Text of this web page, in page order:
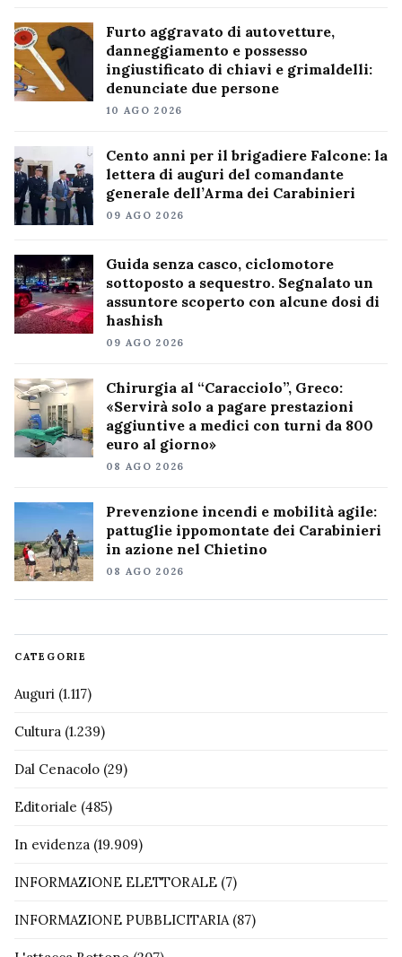
Furto aggravato di autovetture,
danneggiamento e possesso
ingiustificato di chiavi e grimaldelli:
denunciate due persone
10 AGO 2026
Cento anni per il brigadiere Falcone: la
lettera di auguri del comandante
generale dell’Arma dei Carabinieri
09 AGO 2026
Guida senza casco, ciclomotore
sottoposto a sequestro. Segnalato un
assuntore scoperto con alcune dosi di
hashish
09 AGO 2026
Chirurgia al “Caracciolo”, Greco:
«Servirà solo a pagare prestazioni
aggiuntive a medici con turni da 800
euro al giorno»
08 AGO 2026
Prevenzione incendi e mobilità agile:
pattuglie ippomontate dei Carabinieri
in azione nel Chietino
08 AGO 2026
CATEGORIE
Auguri (1.117)
Cultura (1.239)
Dal Cenacolo (29)
Editoriale (485)
In evidenza (19.909)
INFORMAZIONE ELETTORALE (7)
INFORMAZIONE PUBBLICITARIA(87)